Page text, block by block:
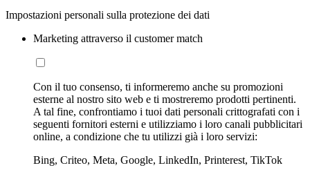
Impostazioni personali sulla protezione dei dati
Marketing attraverso il customer match
Con il tuo consenso, ti informeremo anche su promozioni
esterne al nostro sito web e ti mostreremo prodotti pertinenti.
A tal fine, confrontiamo i tuoi dati personali crittografati con i
seguenti fornitori esterni e utilizziamo i loro canali pubblicitari
online, a condizione che tu utilizzi già i loro servizi:
Bing, Criteo, Meta, Google, LinkedIn, Printerest, TikTok